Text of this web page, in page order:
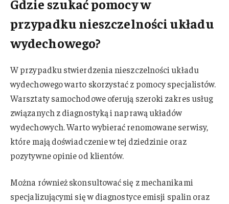
Gdzie szukać pomocy w
przypadku nieszczelności układu
wydechowego?
W przypadku stwierdzenia nieszczelności układu
wydechowego warto skorzystać z pomocy specjalistów.
Warsztaty samochodowe oferują szeroki zakres usług
związanych z diagnostyką i naprawą układów
wydechowych. Warto wybierać renomowane serwisy,
które mają doświadczenie w tej dziedzinie oraz
pozytywne opinie od klientów.
Można również skonsultować się z mechanikami
specjalizującymi się w diagnostyce emisji spalin oraz